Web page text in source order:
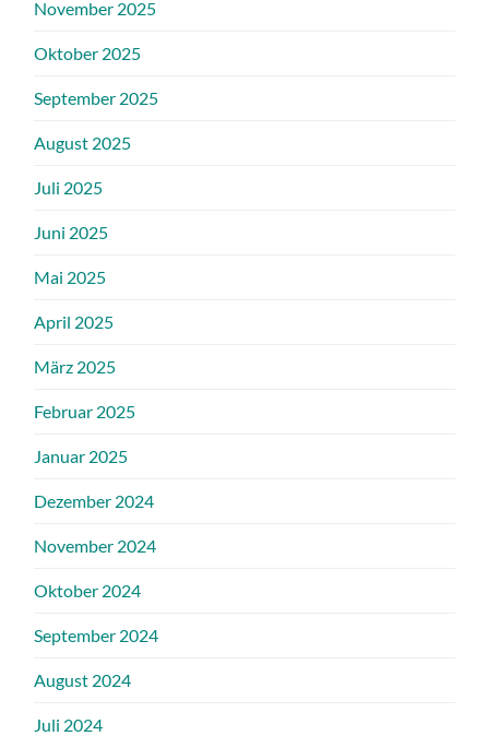
November 2025
Oktober 2025
September 2025
August 2025
Juli 2025
Juni 2025
Mai 2025
April 2025
März 2025
Februar 2025
Januar 2025
Dezember 2024
November 2024
Oktober 2024
September 2024
August 2024
Juli 2024